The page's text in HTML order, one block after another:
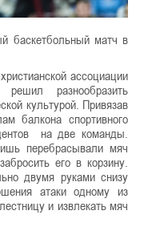
баскетбольный матч в
ассоциации
разнообразить
культурой. Привязав
балкона спортивного
на две команды.
перебрасывали мяч
его в корзину.
двумя руками снизу
атаки одному из
и извлекать мяч